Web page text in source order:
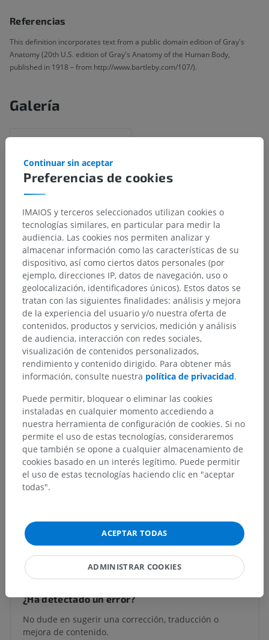
Referencias
This definition incorporates text from a public domain edition of Gray's
Anatomy (20th U.S. edition of Gray's Anatomy of the Human Body,
published in 1918 – from http://www.bartleby.com/107/).
Galería
Jerarquía anatómica
Anatomía humana 2
Cuerpo humano> Sistema visceral>
Sistema respiratorio> Árbol traqueobronquial
Tráquea>
Capa fibromusculocartilaginosa de la tráquea>
Músculo traqueal
Estructuras subyacentes:No hay estructuras
subyacentes correspondientes para esta parte
anatómica
Anatomía humana 1
Traducciones
¿Ha detectado un error?
No dude en sugerir una corrección, traducción o
mejora de contenido.
Preferencias de cookies
Continuar sin aceptar
IMAIOS y terceros seleccionados utilizan cookies o
tecnologías similares, en particular para medir la
audiencia. Las cookies nos permiten analizar y
almacenar información como las características de su
dispositivo, así como ciertos datos personales (por
ejemplo, direcciones IP, datos de navegación, uso o
geolocalización, identificadores únicos). Estos datos se
tratan con las siguientes finalidades: análisis y mejora
de la experiencia del usuario y/o nuestra oferta de
contenidos, productos y servicios, medición y análisis
de audiencia, interacción con redes sociales,
visualización de contenidos personalizados,
rendimiento y contenido dirigido. Para obtener más
información, consulte nuestra política de privacidad.
Puede permitir, bloquear o eliminar las cookies
instaladas en cualquier momento accediendo a
nuestra herramienta de configuración de cookies. Si no
permite el uso de estas tecnologías, consideraremos
que también se opone a cualquier almacenamiento de
cookies basado en un interés legítimo. Puede permitir
el uso de estas tecnologías haciendo clic en "aceptar
todas".
ACEPTAR TODAS
ADMINISTRAR COOKIES